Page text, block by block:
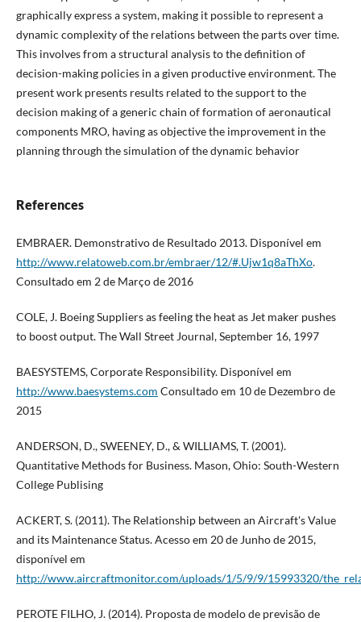
graphically express a system, making it possible to represent a
dynamic complexity of the relations between the parts over time.
This involves from a structural analysis to the definition of
decision-making policies in a given productive environment. The
present work presents results related to the support to the
decision making of a generic chain of formation of aeronautical
components MRO, having as objective the improvement in the
planning through the simulation of the dynamic behavior
References
EMBRAER. Demonstrativo de Resultado 2013. Disponível em
http://www.relatoweb.com.br/embraer/12/#.Ujw1q8aThXo.
Consultado em 2 de Março de 2016
COLE, J. Boeing Suppliers as feeling the heat as Jet maker pushes
to boost output. The Wall Street Journal, September 16, 1997
BAESYSTEMS, Corporate Responsibility. Disponível em
http://www.baesystems.com Consultado em 10 de Dezembro de
2015
ANDERSON, D., SWEENEY, D., & WILLIAMS, T. (2001).
Quantitative Methods for Business. Mason, Ohio: South-Western
College Publising
ACKERT, S. (2011). The Relationship between an Aircraft's Value
and its Maintenance Status. Acesso em 20 de Junho de 2015,
disponível em
http://www.aircraftmonitor.com/uploads/1/5/9/9/15993320/
PEROTE FILHO, J. (2014). Proposta de modelo de previsão de